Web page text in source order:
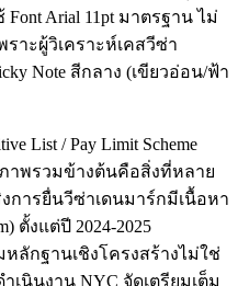
Font Arial 11pt มาตรฐาน ไม่
ราะผู้วิเคราะห์เคสวีซ่า
Note สีกลาง (เขียวอ่อน/ฟ้า
List / Pay Limit Scheme
ภาพรวมข้างต้นคือสิ่งที่หลาย
การยื่นวีซ่าเดนมาร์กมีเนื้อหา
ตั้งแต่ปี 2024-2025
ลักฐานเชิงโครงสร้างไม่ใช่
นินงาน NYC จัดเตรียมเต็ม